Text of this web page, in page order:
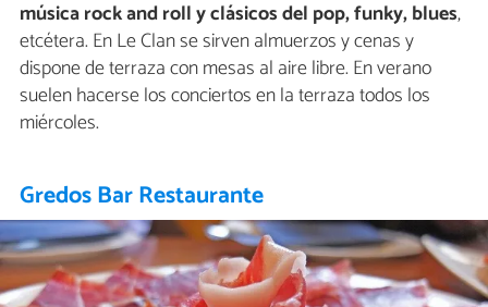
música rock and roll y clásicos del pop, funky, blues,
etcétera. En Le Clan se sirven almuerzos y cenas y
dispone de terraza con mesas al aire libre. En verano
suelen hacerse los conciertos en la terraza todos los
miércoles.
Gredos Bar Restaurante